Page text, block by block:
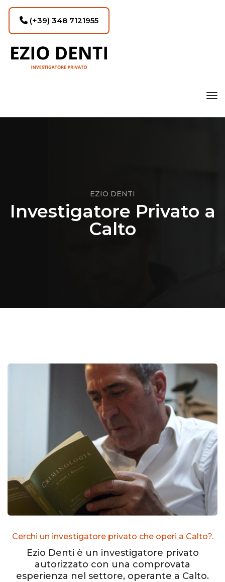
(+39) 348 7121955
EZIO DENTI
Investigatore Privato a
Calto
Cerchi un investigatore privato che operi a Calto?.
Ezio Denti è un investigatore privato
autorizzato con una comprovata
esperienza nel settore, operante a Calto.